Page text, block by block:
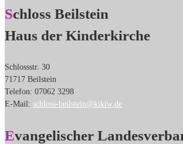
Schloss Beilstein
Haus der Kinderkirche
Schlossstr. 30
71717 Beilstein
Telefon: 07062 3298
E-Mail: schloss-beilstein@kikiw.de
Evangelischer